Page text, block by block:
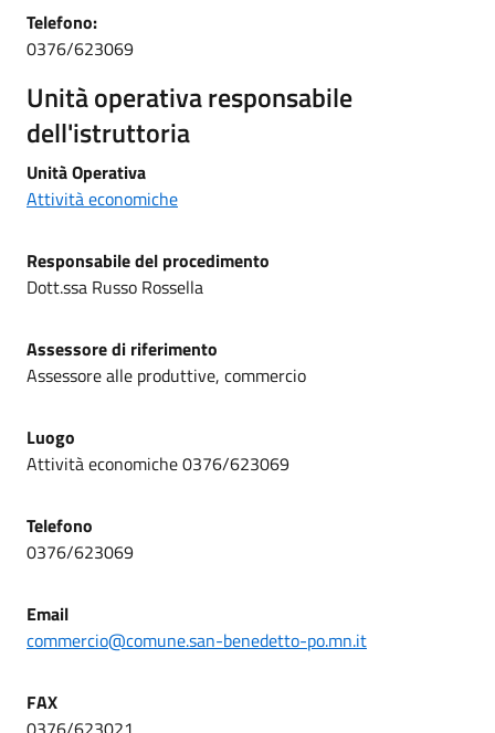
Telefono:
0376/623069
Unità operativa responsabile
dell'istruttoria
Unità Operativa
Attività economiche
Responsabile del procedimento
Dott.ssa Russo Rossella
Assessore di riferimento
Assessore alle produttive, commercio
Luogo
Attività economiche 0376/623069
Telefono
0376/623069
Email
commercio@comune.san-benedetto-po.mn.it
FAX